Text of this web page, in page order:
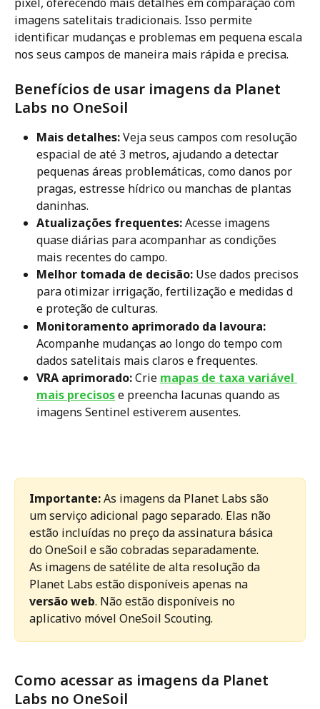
imagens satelitais tradicionais. Isso permite
identificar mudanças e problemas em pequena escala
nos seus campos de maneira mais rápida e precisa.
Benefícios de usar imagens da Planet
Labs no OneSoil
Mais detalhes: Veja seus campos com resolução
espacial de até 3 metros, ajudando a detectar
pequenas áreas problemáticas, como danos por
pragas, estresse hídrico ou manchas de plantas
daninhas.
Atualizações frequentes: Acesse imagens
quase diárias para acompanhar as condições
mais recentes do campo.
Melhor tomada de decisão: Use dados precisos
para otimizar irrigação, fertilização e medidas d
e proteção de culturas.
Monitoramento aprimorado da lavoura:
Acompanhe mudanças ao longo do tempo com
dados satelitais mais claros e frequentes.
VRA aprimorado: Crie mapas de taxa variável
mais precisos e preencha lacunas quando as
imagens Sentinel estiverem ausentes.
Importante: As imagens da Planet Labs são
um serviço adicional pago separado. Elas não
estão incluídas no preço da assinatura básica
do OneSoil e são cobradas separadamente.
As imagens de satélite de alta resolução da
Planet Labs estão disponíveis apenas na
versão web. Não estão disponíveis no
aplicativo móvel OneSoil Scouting.
Como acessar as imagens da Planet
Labs no OneSoil